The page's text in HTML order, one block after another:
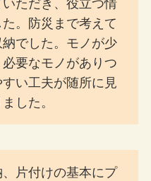
ただき、役立つ情
。防災まで考えて
でした。モノが少
要なモノがありつ
い工夫が随所に見
した。
片付けの基本にプ